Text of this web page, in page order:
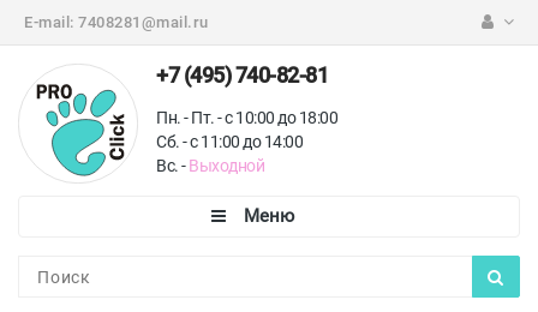
E-mail: 7408281@mail.ru
+7 (495) 740-82-81
Пн. - Пт. - с 10:00 до 18:00
Сб. - с 11:00 до 14:00
Вс. -Выходной